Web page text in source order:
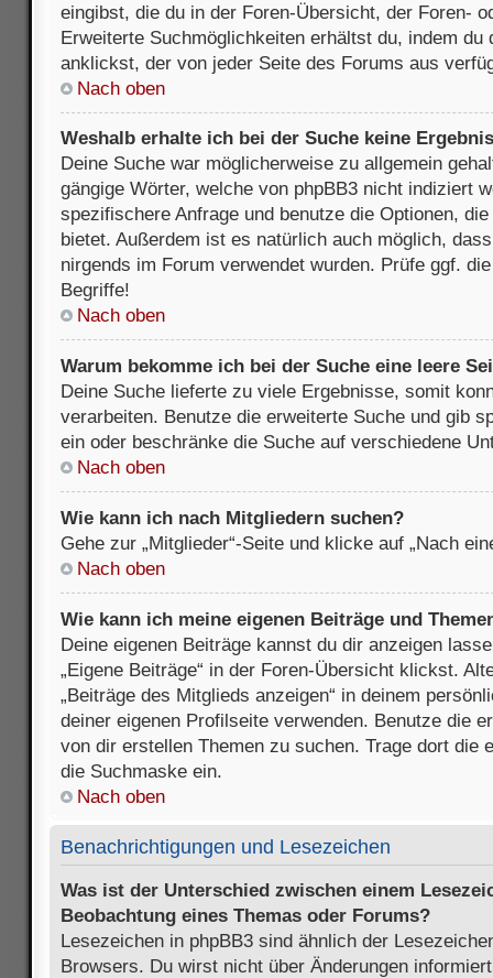
eingibst, die du in der Foren-Übersicht, der Foren-
Erweiterte Suchmöglichkeiten erhältst du, indem du
anklickst, der von jeder Seite des Forums aus
Nach oben
Weshalb erhalte ich bei der Suche keine
Deine Suche war möglicherweise zu allgemein
gängige Wörter, welche von phpBB3 nicht indiziert
spezifischere Anfrage und benutze die Optionen,
bietet. Außerdem ist es natürlich auch möglich,
nirgends im Forum verwendet wurden. Prüfe ggf.
Begriffe!
Nach oben
Warum bekomme ich bei der Suche eine leere
Deine Suche lieferte zu viele Ergebnisse, somit
verarbeiten. Benutze die erweiterte Suche und gib
ein oder beschränke die Suche auf verschiedene
Nach oben
Wie kann ich nach Mitgliedern suchen?
Gehe zur „Mitglieder“-Seite und klicke auf „Nach
Nach oben
Wie kann ich meine eigenen Beiträge und
Deine eigenen Beiträge kannst du dir anzeigen
„Eigene Beiträge“ in der Foren-Übersicht klickst.
„Beiträge des Mitglieds anzeigen“ in deinem
deiner eigenen Profilseite verwenden. Benutze die
von dir erstellen Themen zu suchen. Trage dort die
die Suchmaske ein.
Nach oben
Benachrichtigungen und Lesezeichen
Was ist der Unterschied zwischen einem
Beobachtung eines Themas oder Forums?
Lesezeichen in phpBB3 sind ähnlich der
Browsers. Du wirst nicht über Änderungen